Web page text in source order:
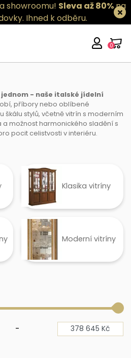
showroomu! Sleva až 80%na
Ihned k odběru.
0
- naše italské jídelní
příbory nebo oblíbené
škálu stylů, včetně vitrín s moderním
a možnost harmonického sladění s
pocit celistvosti v interiéru.
Klasika vitríny
Moderní vitríny
-